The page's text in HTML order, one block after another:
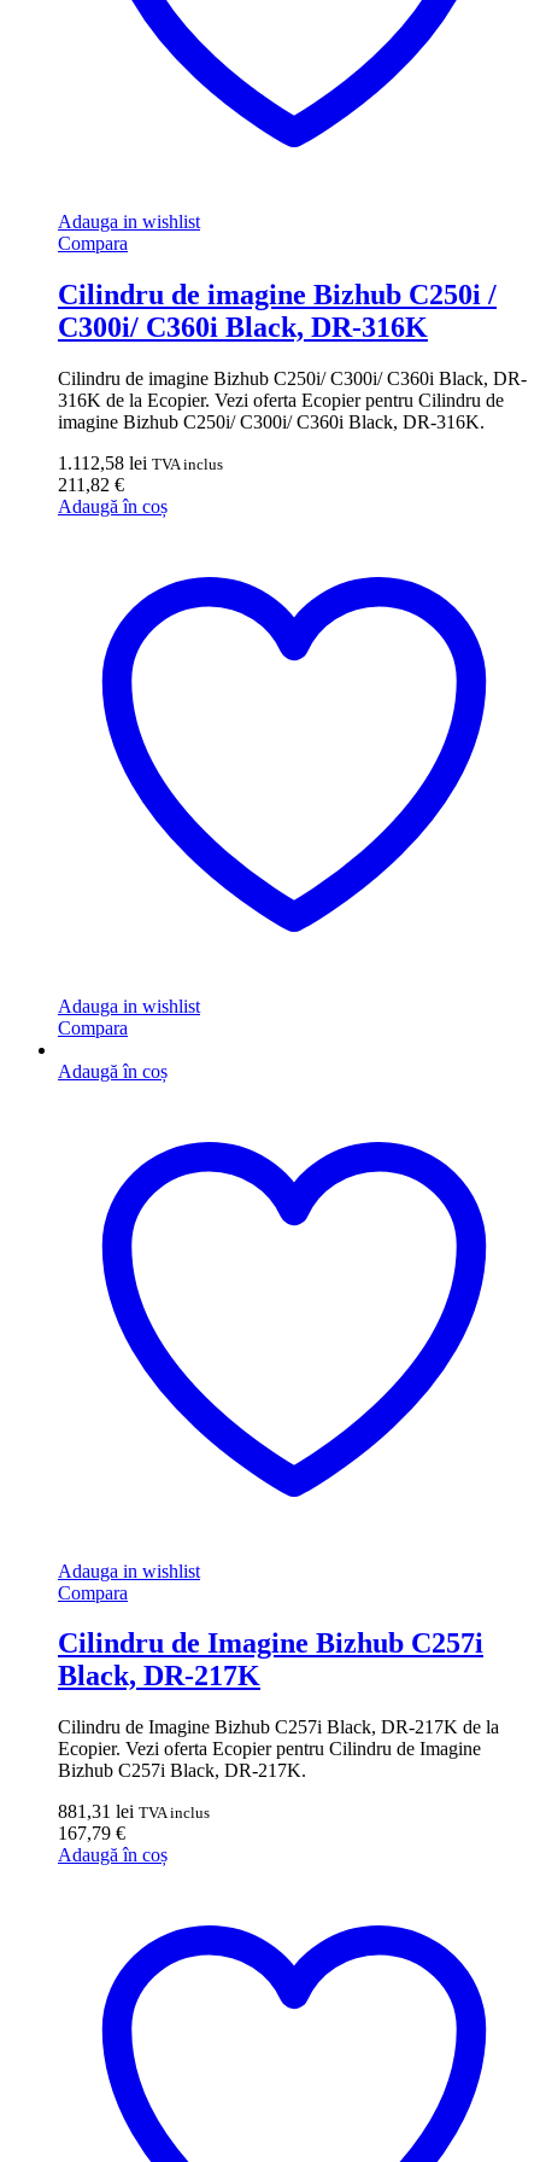
Adauga in wishlist
Compara
Cilindru de imagine Bizhub C250i /
C300i/ C360i Black, DR-316K
Cilindru de imagine Bizhub C250i/ C300i/ C360i Black, DR-
316K de la Ecopier. Vezi oferta Ecopier pentru Cilindru de
imagine Bizhub C250i/ C300i/ C360i Black, DR-316K.
1.112,58 lei TVA inclus
211,82 €
Adaugă în coș
Adauga in wishlist
Compara
Adaugă în coș
Adauga in wishlist
Compara
Cilindru de Imagine Bizhub C257i
Black, DR-217K
Cilindru de Imagine Bizhub C257i Black, DR-217K de la
Ecopier. Vezi oferta Ecopier pentru Cilindru de Imagine
Bizhub C257i Black, DR-217K.
881,31 lei TVA inclus
167,79 €
Adaugă în coș